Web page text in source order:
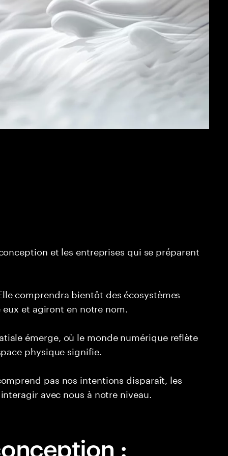
et les entreprises qui se préparent
comprendra bientôt des écosystèmes
et agiront en notre nom.
émerge, où le monde numérique reflète
physique signifie.
pas nos intentions disparaît, les
avec nous à notre niveau.
: